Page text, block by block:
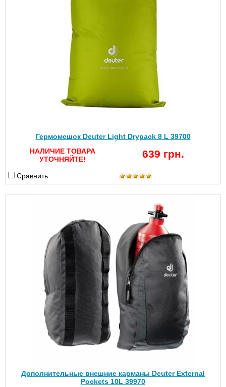
Гермомешок Deuter Light Drypack 8 L 39700
НАЛИЧИЕ ТОВАРА
УТОЧНЯЙТЕ!
639 грн.
Сравнить
Дополнительные внешние карманы Deuter External
Pockets 10L 39970